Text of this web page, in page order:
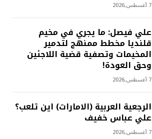
7 أغسطس,2026
علي فيصل: ما يجري في مخيم
قلنديا مخطط ممنهج لتدمير
المخيمات وتصفية قضية اللاجئين
وحق العودة!
7 أغسطس,2026
الرجعية العربية (الامارات) اين تلعب؟
علي عباس خفيف
7 أغسطس,2026